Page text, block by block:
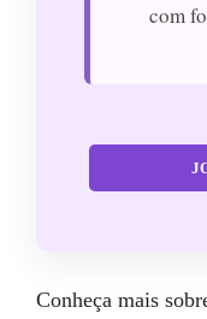
com
Conheça mais